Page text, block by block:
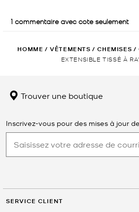
HOMME / VÊTEMENTS / CHEMISES /
EXTENSIBLE TISSÉ À
Trouver une boutique
Inscrivez-vous pour des mises à jour
SERVICE CLIENT